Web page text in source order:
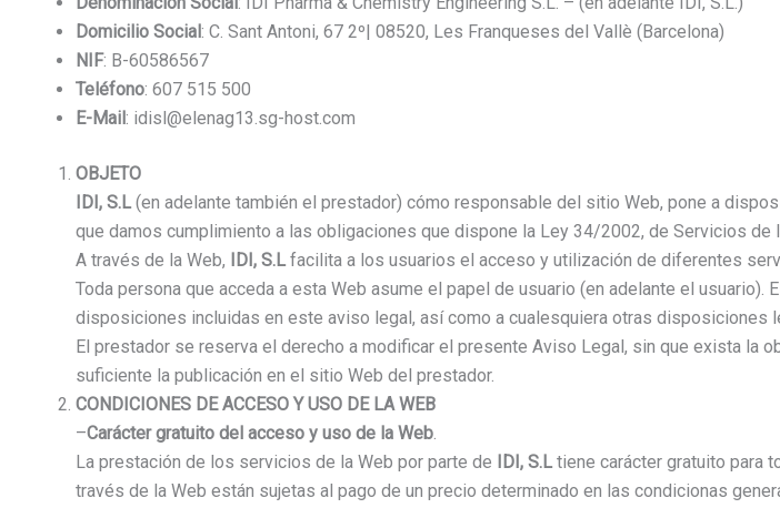
Domicilio Social : C. Sant Antoni, 67 2º| 08520, Les Franqueses del Vallè (Barcelona)
NIF: B-60586567
Teléfono: 607 515 500
E-Mail : idisl@elenag13.sg-host.com
OBJETO
IDI, S.L(en adelante también el prestador) cómo responsable del sitio Web, pone a
que damos cumplimiento a las obligaciones que dispone la Ley 34/2002, de Servicios
A través de la Web,
IDI, S.Lfacilita a los usuarios el acceso y utilización de diferentes
Toda persona que acceda a esta Web asume el papel de usuario (en adelante el
disposiciones incluidas en este aviso legal, así como a cualesquiera otras disposiciones
El prestador se reserva el derecho a modificar el presente Aviso Legal, sin que exista
suficiente la publicación en el sitio Web del prestador.
CONDICIONES DE ACCESO Y USO DE LA WEB
–Carácter gratuito del acceso y uso de la Web.
La prestación de los servicios de la Web por parte de
IDI, S.Ltiene carácter gratuito para
través de la Web están sujetas al pago de un precio determinado en las condicionas